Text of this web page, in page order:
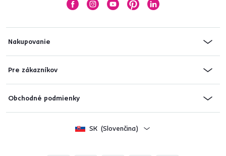
Nakupovanie
Pre zákazníkov
Obchodné podmienky
SK (Slovenčina)